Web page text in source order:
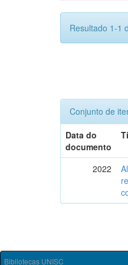
Resultado 1-1
Conjunto de
Data do
documento
2022
Bibliotecas UNISC